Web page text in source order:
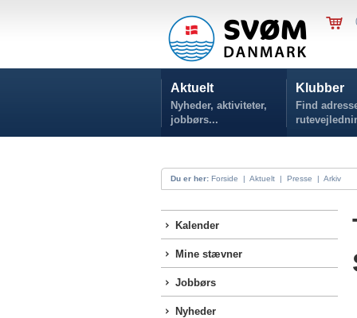
Aktuelt
Nyheder, aktiviteter,
jobbørs...
Klubber
Find
Du er her: Forside | Aktuelt | Presse | Arkiv
Kalender
Mine stævner
Jobbørs
Nyheder